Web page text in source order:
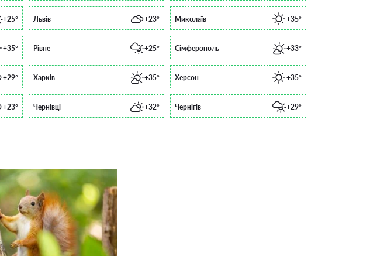
+25° Львів +23° Миколаїв +35°
+35° Рівне +25° Сімферополь +33°
+29° Харків +35° Херсон +35°
+23° Чернівці +32° Чернігів +29°